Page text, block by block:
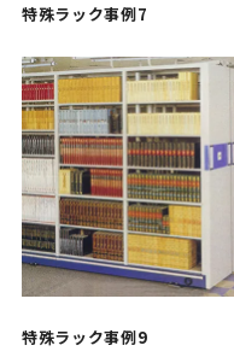
特殊ラック事例7
特殊ラック事例9